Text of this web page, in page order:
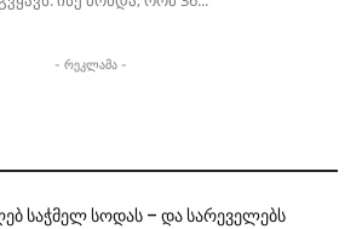
- რეკლამა -
საჭმელ სოდას – და სარეველებს